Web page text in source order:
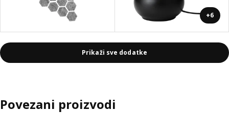
+6
Prikaži sve dodatke
Povezani proizvodi